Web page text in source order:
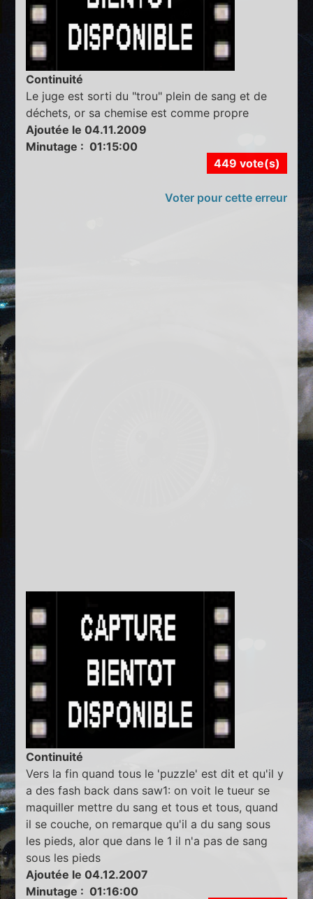
Continuité
Le juge est sorti du "trou" plein de sang et de
déchets, or sa chemise est comme propre
Ajoutée le 04.11.2009
Minutage : 01:15:00
449 vote(s)
Voter pour cette erreur
Continuité
Vers la fin quand tous le 'puzzle' est dit et qu'il y
a des fash back dans saw1: on voit le tueur se
maquiller mettre du sang et tous et tous, quand
il se couche, on remarque qu'il a du sang sous
les pieds, alor que dans le 1 il n'a pas de sang
sous les pieds
Ajoutée le 04.12.2007
Minutage : 01:16:00